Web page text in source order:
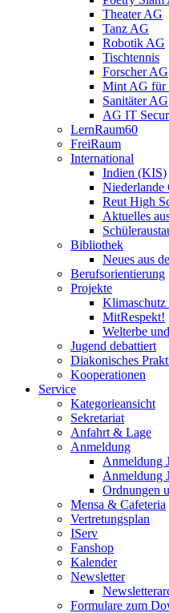
Theater AG
Tanz AG
Robotik AG
Tischtennis
Forscher AG
Mint AG für
Sanitäter AG
AG IT
LernRaum60
FreiRaum
International
Indien (KIS)
Niederlande
Reut High
Aktuelles
Bibliothek
Neues aus
Berufsorientierung
Projekte
Klimaschutz
MitRespekt!
Welterbe
Jugend debattiert
Diakonisches
Kooperationen
Service
Kategorieansicht
Sekretariat
Anfahrt & Lage
Anmeldung
Anmeldung
Anmeldung
Ordnungen
Mensa & Cafeteria
Vertretungsplan
IServ
Fanshop
Kalender
Newsletter
Formulare zum